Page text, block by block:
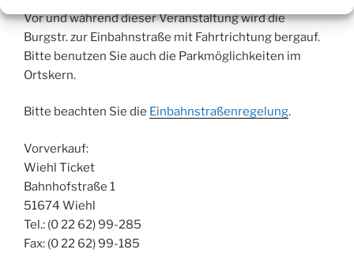
Vor und während dieser Veranstaltung wird die
Burgstr. zur Einbahnstraße mit Fahrtrichtung bergauf.
Bitte benutzen Sie auch die Parkmöglichkeiten im
Ortskern.
Bitte beachten Sie die Einbahnstraßenregelung.
Vorverkauf:
Wiehl Ticket
Bahnhofstraße 1
51674 Wiehl
Tel.: (0 22 62) 99-285
Fax: (0 22 62) 99-185